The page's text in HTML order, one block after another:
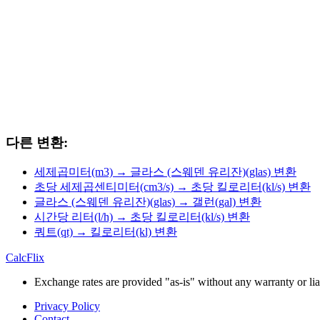
다른 변환:
세제곱미터(m3) → 글라스 (스웨덴 유리잔)(glas) 변환
초당 세제곱센티미터(cm3/s) → 초당 킬로리터(kl/s) 변환
글라스 (스웨덴 유리잔)(glas) → 갤런(gal) 변환
시간당 리터(l/h) → 초당 킬로리터(kl/s) 변환
쿼트(qt) → 킬로리터(kl) 변환
CalcFlix
Exchange rates are provided "as-is" without any warranty or
Privacy Policy